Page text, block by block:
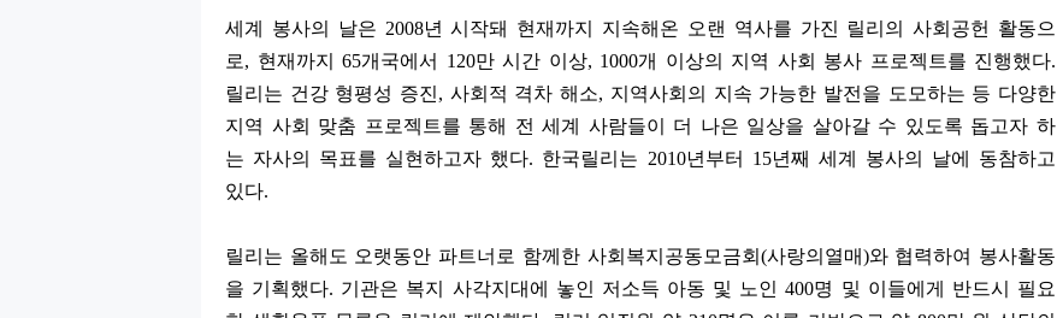
세계 봉사의 날은 2008년 시작돼 현재까지 지속해온 오랜 역사를 가진 릴리의 사회공헌 활동으
로, 현재까지 65개국에서 120만 시간 이상, 1000개 이상의 지역 사회 봉사 프로젝트를 진행했다.
릴리는 건강 형평성 증진, 사회적 격차 해소, 지역사회의 지속 가능한 발전을 도모하는 등 다양한
지역 사회 맞춤 프로젝트를 통해 전 세계 사람들이 더 나은 일상을 살아갈 수 있도록 돕고자 하
는 자사의 목표를 실현하고자 했다. 한국릴리는 2010년부터 15년째 세계 봉사의 날에 동참하고
있다.
릴리는 올해도 오랫동안 파트너로 함께한 사회복지공동모금회 (사랑의열매)와 협력하여 봉사활동
을 기획했다. 기관은 복지 사각지대에 놓인 저소득 아동 및 노인400명 및 이들에게 반드시 필요